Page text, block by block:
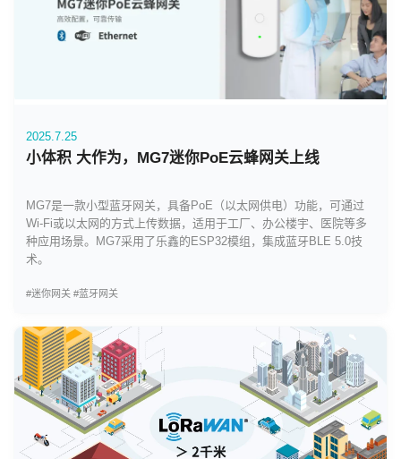
2025.7.25
小体积 大作为，MG7迷你PoE云蜂网关上线
MG7是一款小型蓝牙网关，具备PoE（以太网供电）功能，可通过
Wi-Fi或以太网的方式上传数据，适用于工厂、办公楼宇、医院等多
种应用场景。MG7采用了乐鑫的ESP32模组，集成蓝牙BLE 5.0技
术。
#迷你网关 #蓝牙网关